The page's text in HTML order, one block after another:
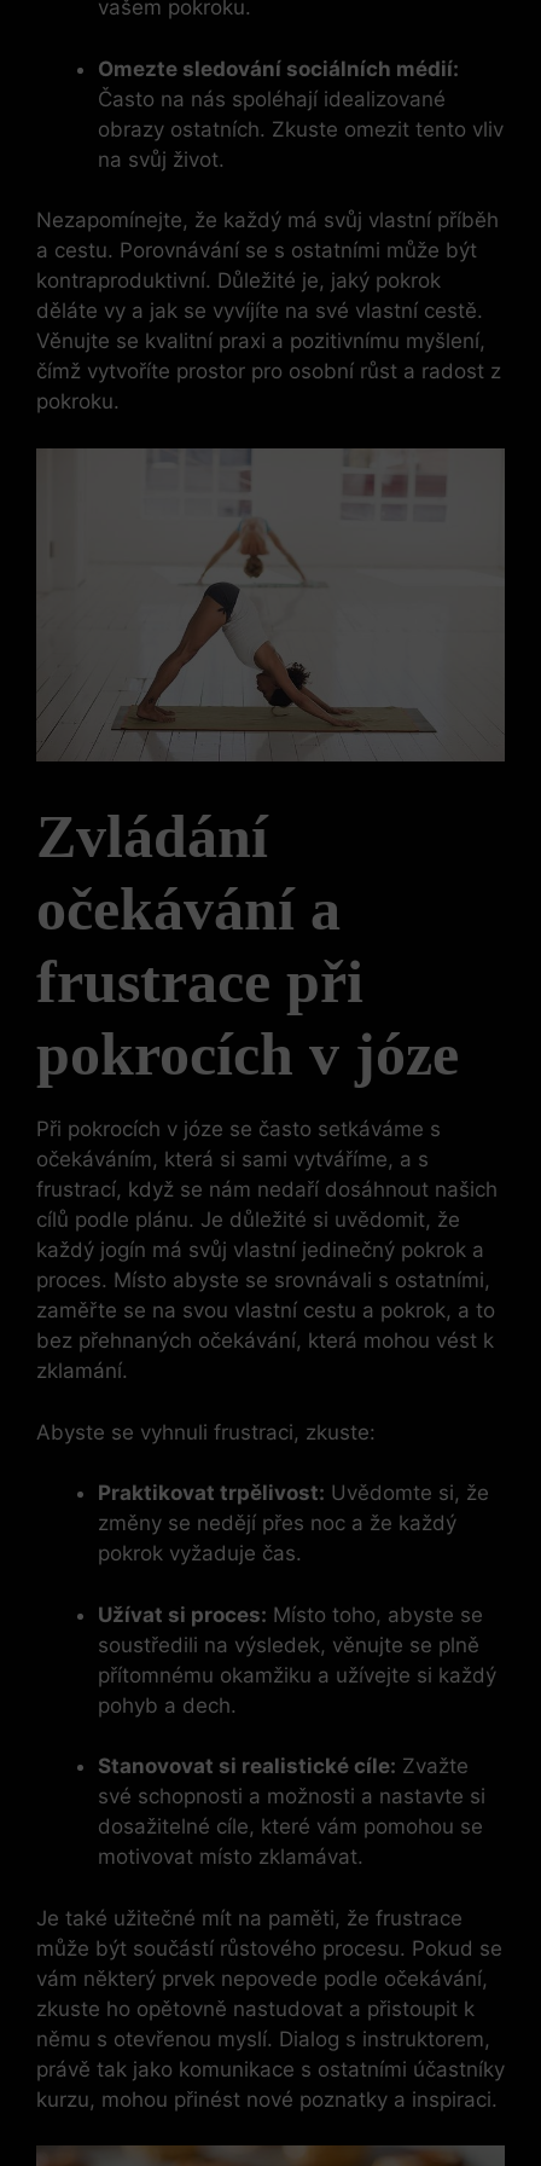
vašem pokroku.
Omezte sledování sociálních médií:
Často na nás spoléhají idealizované
obrazy ostatních. Zkuste omezit tento vliv
na svůj život.
Nezapomínejte, že každý má svůj vlastní příběh
a cestu. Porovnávání se s ostatními může být
kontraproduktivní. Důležité je, jaký pokrok
děláte vy a jak se vyvíjíte na své vlastní cestě.
Věnujte se kvalitní praxi a pozitivnímu myšlení,
čímž vytvoříte prostor pro osobní růst a radost z
pokroku.
Zvládání
očekávání a
frustrace při
pokrocích v józe
Při pokrocích v józe se často setkáváme s
očekáváním, která si sami vytváříme, a s
frustrací, když se nám nedaří dosáhnout našich
cílů podle plánu. Je důležité si uvědomit, že
každý jogín má svůj vlastní jedinečný pokrok a
proces. Místo abyste se srovnávali s ostatními,
zaměřte se na svou vlastní cestu a pokrok, a to
bez přehnaných očekávání, která mohou vést k
zklamání.
Abyste se vyhnuli frustraci, zkuste:
Praktikovat trpělivost: Uvědomte si, že
změny se nedějí přes noc a že každý
pokrok vyžaduje čas.
Užívat si proces: Místo toho, abyste se
soustředili na výsledek, věnujte se plně
přítomnému okamžiku a užívejte si každý
pohyb a dech.
Stanovovat si realistické cíle: Zvažte
své schopnosti a možnosti a nastavte si
dosažitelné cíle, které vám pomohou se
motivovat místo zklamávat.
Je také užitečné mít na paměti, že frustrace
může být součástí růstového procesu. Pokud se
vám některý prvek nepovede podle očekávání,
zkuste ho opětovně nastudovat a přistoupit k
němu s otevřenou myslí. Dialog s instruktorem,
právě tak jako komunikace s ostatními účastníky
kurzu, mohou přinést nové poznatky a inspiraci.